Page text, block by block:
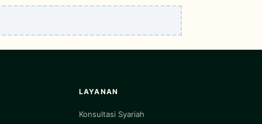
LAYANAN
Konsultasi Syariah